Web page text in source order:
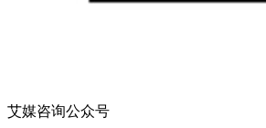
艾媒咨询公众号